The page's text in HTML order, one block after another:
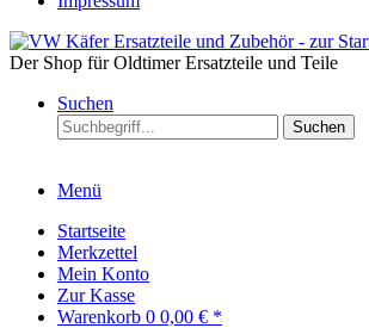
Der Shop für Oldtimer Ersatzteile und Teile
Suchen
Suchen
Menü
Startseite
Merkzettel
Mein Konto
Zur Kasse
Warenkorb 0 0,00 € *